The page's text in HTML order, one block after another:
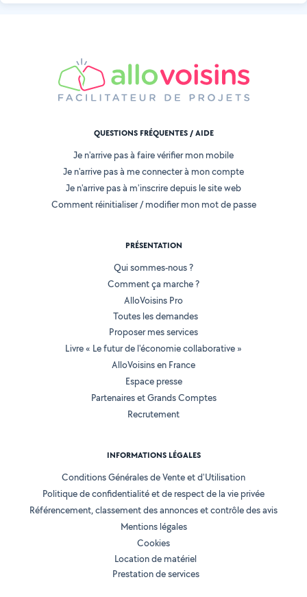
QUESTIONS FRÉQUENTES / AIDE
Je n'arrive pas à faire vérifier mon mobile
Je n'arrive pas à me connecter à mon compte
Je n'arrive pas à m'inscrire depuis le site web
Comment réinitialiser / modifier mon mot de passe
PRÉSENTATION
Qui sommes-nous ?
Comment ça marche ?
AlloVoisins Pro
Toutes les demandes
Proposer mes services
Livre « Le futur de l'économie collaborative »
AlloVoisins en France
Espace presse
Partenaires et Grands Comptes
Recrutement
INFORMATIONS LÉGALES
Conditions Générales de Vente et d'Utilisation
Politique de confidentialité et de respect de la vie privée
Référencement, classement des annonces et contrôle des avis
Mentions légales
Cookies
Location de matériel
Prestation de services